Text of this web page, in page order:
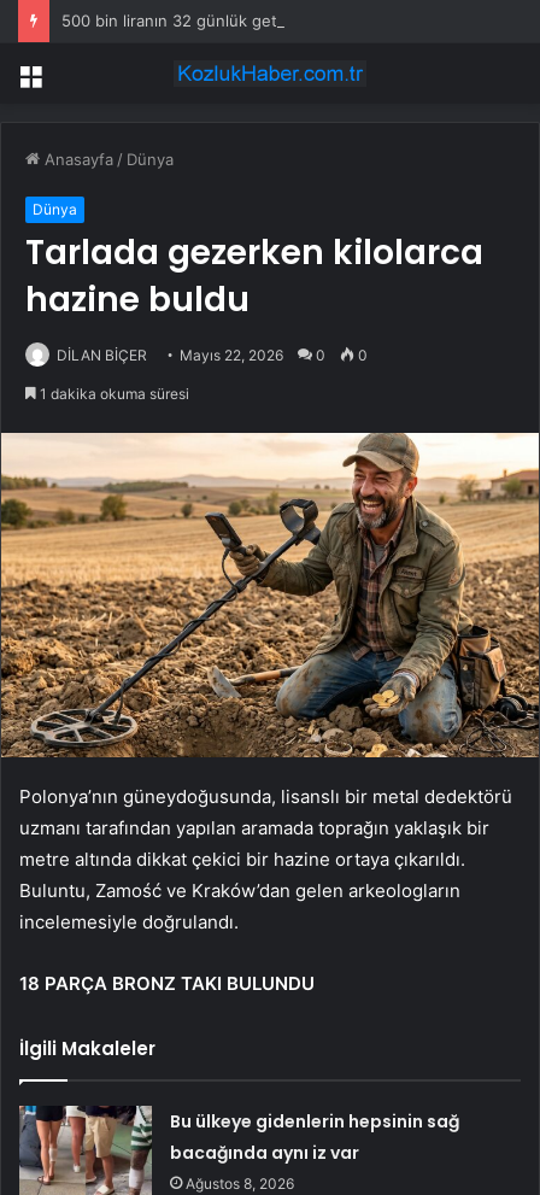
500 bin liranın 32 günlük getirisi uçtu
Menü
Anasayfa / Dünya
Dünya
Tarlada gezerken kilolarca
hazine buldu
DİLAN BİÇER Mayıs 22, 2026 0 0
1 dakika okuma süresi
Polonya’nın güneydoğusunda, lisanslı bir metal dedektörü
uzmanı tarafından yapılan aramada toprağın yaklaşık bir
metre altında dikkat çekici bir hazine ortaya çıkarıldı.
Buluntu, Zamość ve Kraków’dan gelen arkeologların
incelemesiyle doğrulandı.
18 PARÇA BRONZ TAKI BULUNDU
İlgili Makaleler
Bu ülkeye gidenlerin hepsinin sağ
bacağında aynı iz var
Ağustos 8, 2026